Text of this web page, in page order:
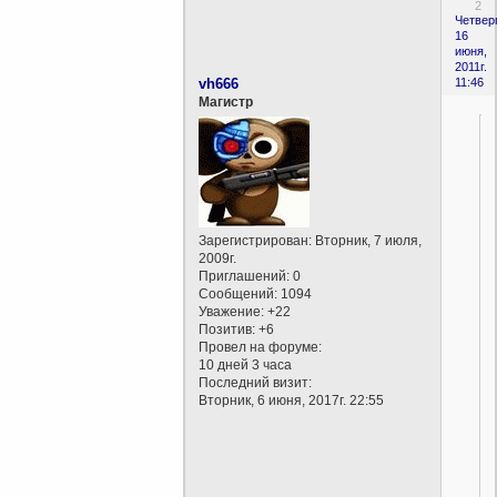
2
16
июня,
2011г.
11:46
vh666
Магистр
Зарегистрирован: Вторник, 7 июля,
2009г.
Приглашений: 0
Сообщений: 1094
Уважение: +22
Позитив: +6
Провел на форуме:
10 дней 3 часа
Последний визит:
Вторник, 6 июня, 2017г. 22:55